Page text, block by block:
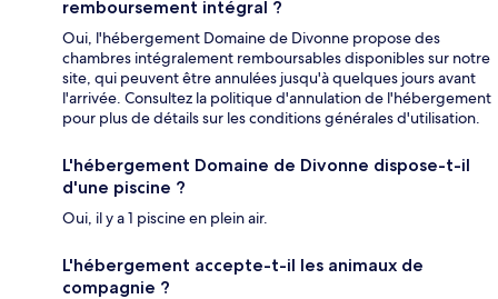
remboursement intégral ?
Oui, l'hébergement Domaine de Divonne propose des
chambres intégralement remboursables disponibles sur notre
site, qui peuvent être annulées jusqu'à quelques jours avant
l'arrivée. Consultez la politique d'annulation de l'hébergement
pour plus de détails sur les conditions générales d'utilisation.
L'hébergement Domaine de Divonne dispose-t-il
d'une piscine ?
Oui, il y a 1 piscine en plein air.
L'hébergement accepte-t-il les animaux de
compagnie ?